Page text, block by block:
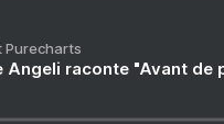
Purecharts
Angeli raconte "Avant de